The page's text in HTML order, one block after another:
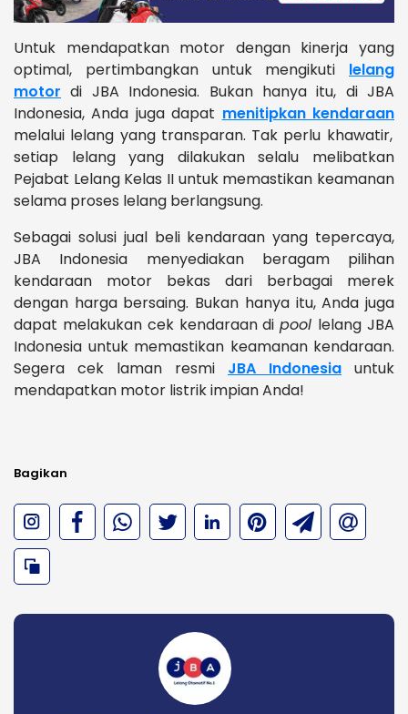
Untuk mendapatkan motor dengan kinerja yang
optimal, pertimbangkan untuk mengikuti lelang
motor di JBA Indonesia. Bukan hanya itu, di JBA
Indonesia, Anda juga dapat menitipkan kendaraan
melalui lelang yang transparan. Tak perlu khawatir,
setiap lelang yang dilakukan selalu melibatkan
Pejabat Lelang Kelas II untuk memastikan keamanan
selama proses lelang berlangsung.
Sebagai solusi jual beli kendaraan yang tepercaya,
JBA Indonesia menyediakan beragam pilihan
kendaraan motor bekas dari berbagai merek
dengan harga bersaing. Bukan hanya itu, Anda juga
dapat melakukan cek kendaraan dipool lelang JBA
Indonesia untuk memastikan keamanan kendaraan.
Segera cek laman resmi JBA Indonesia untuk
mendapatkan motor listrik impian Anda!
Bagikan